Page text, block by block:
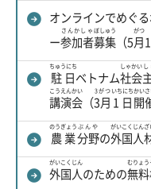
オンラインでめぐ
ー参加者
さんかしゃ
募集
ぼしゅう
（5月
がつ
駐日
ちゅうにち
ベトナム社会
しゃかい
講演会
こうえんかい
（3月
3がつ
1日
いちにち
開
かい
農業
のうぎょう
分野
ぶんや
の外国
がいこく
人
じんざ
外国人
がいこくじん
のための無料
むりょう